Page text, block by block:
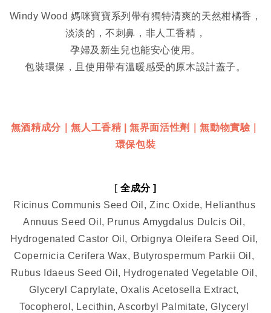
Windy Wood 媽咪寶寶系列帶有獨特清爽的天然柑橘香，
淡淡的，不刺鼻，非人工香精，
孕婦及新生兒也能安心使用。
包裝環保，且使用帶有溫暖感受的原木設計蓋子。
無酒精成分｜無人工香精 | 無界面活性劑｜無動物實驗｜
環保包裝
[ 全成分 ]
Ricinus Communis Seed Oil, Zinc Oxide, Helianthus
Annuus Seed Oil, Prunus Amygdalus Dulcis Oil,
Hydrogenated Castor Oil, Orbignya Oleifera Seed Oil,
Copernicia Cerifera Wax, Butyrospermum Parkii Oil,
Rubus Idaeus Seed Oil, Hydrogenated Vegetable Oil,
Glyceryl Caprylate, Oxalis Acetosella Extract,
Tocopherol, Lecithin, Ascorbyl Palmitate, Glyceryl